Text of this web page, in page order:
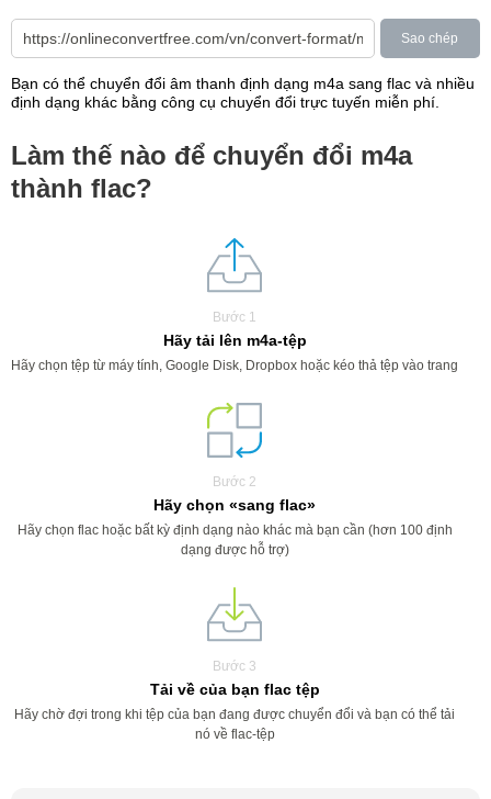
Sao chép
Bạn có thể chuyển đổi âm thanh định dạng m4a sang flac và nhiều
định dạng khác bằng công cụ chuyển đổi trực tuyến miễn phí.
Làm thế nào để chuyển đổi m4a
thành flac?
Bước 1
Hãy tải lên m4a-tệp
Hãy chọn tệp từ máy tính, Google Disk, Dropbox hoặc kéo thả tệp vào trang
Bước 2
Hãy chọn «sang flac»
Hãy chọn flac hoặc bất kỳ định dạng nào khác mà bạn cần (hơn 100 định
dạng được hỗ trợ)
Bước 3
Tải về của bạn flac tệp
Hãy chờ đợi trong khi tệp của bạn đang được chuyển đổi và bạn có thể tải
nó về flac-tệp